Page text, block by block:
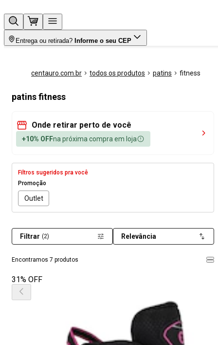
Entrega ou retirada? Informe o seu CEP
centauro.com.br todos os produtos patins fitness
patins fitness
Onde retirar perto de você
+10% OFFna próxima compra em loja
Filtros sugeridos pra você
Promoção
Outlet
Encontramos 7 produtos
Filtrar (2) Relevância
31% OFF